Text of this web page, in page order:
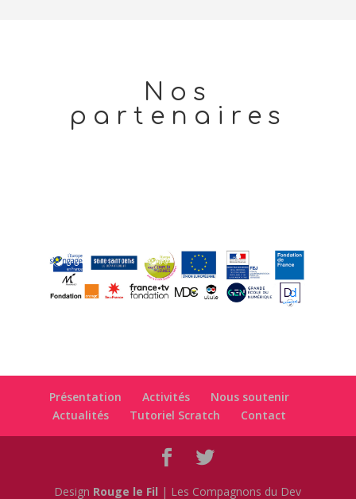
Nos
partenaires
Présentation Activités
Nous soutenir
Actualités
Tutoriel Scratch Contact
Design Rouge le Fil | Les Compagnons du Dev